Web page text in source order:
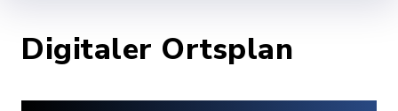
Digitaler Ortsplan